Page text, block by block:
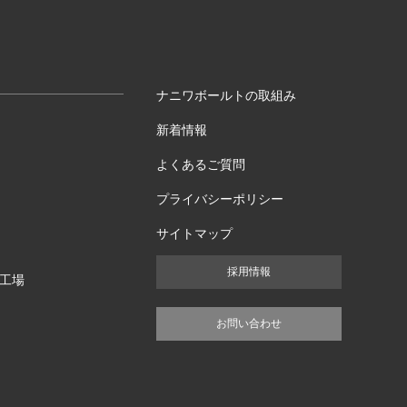
場
ナニワボールトの取組み
新着情報
よくあるご質問
プライバシーポリシー
サイトマップ
採用情報
お問い合わせ